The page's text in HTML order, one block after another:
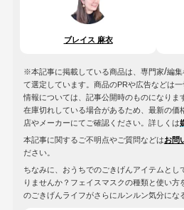
ブレイス 麻衣
※本記事に掲載している商品は、専門家/編集
て選定しています。商品のPRや広告などは
情報については、記事公開時のものになりま
在庫切れしている場合があるため、最新の価
店やメーカーにてご確認ください。詳しくは
本記事に関するご不明点やご質問などはお問
ださい。
ちなみに、おうちでのごきげんアイテムとし
りませんか？フェイスマスクの種類と使い方
のごきげんライフがさらにルンルン気分にな